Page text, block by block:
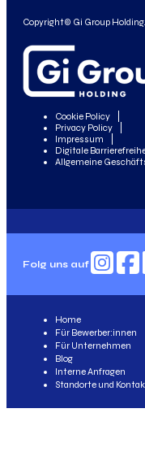
Copyright© Gi Group
Cookie Policy
Privacy Policy
Impressum
Digitale
Allgemeine
Folg uns auf
Home
Für Bewerber:innen
Für Unternehmen
Blog
Interne Anfragen
Standorte und